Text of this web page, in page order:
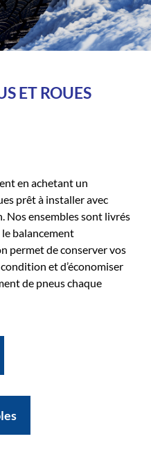
ET ROUES
en achetant un
prêt à installer avec
Nos ensembles sont livrés
balancement
permet de conserver vos
et d’économiser
de pneus chaque